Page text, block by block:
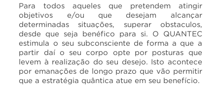
Para todos aqueles que pretendem atingir
objetivos e/ou que desejam alcançar
determinadas situações, superar obstaculos,
desde que seja benéfico para si. O QUANTEC
estimula o seu subconsciente de forma a que a
partir daí o seu corpo opte por posturas que
levem à realização do seu desejo. Isto acontece
por emanações de longo prazo que vão permitir
que a estratégia quântica atue em seu benefício.